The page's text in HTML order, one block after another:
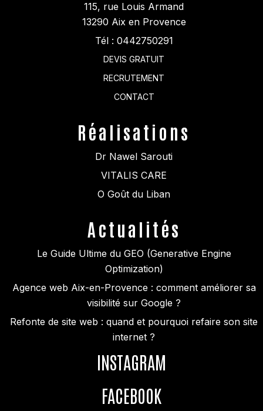
115, rue Louis Armand
13290 Aix en Provence
Tél : 0442750291
DEVIS GRATUIT
RECRUTEMENT
CONTACT
Réalisations
Dr Nawel Sarouti
VITALIS CARE
O Goût du Liban
Actualités
Le Guide Ultime du GEO (Generative Engine
Optimization)
Agence web Aix-en-Provence : comment améliorer sa
visibilité sur Google ?
Refonte de site web : quand et pourquoi refaire son site
internet ?
INSTAGRAM
FACEBOOK